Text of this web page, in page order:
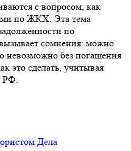
с вопросом, как
по ЖКХ. Эта тема
по
сомнения: можно
невозможно без погашения
это сделать, учитывая
РФ.
Дела